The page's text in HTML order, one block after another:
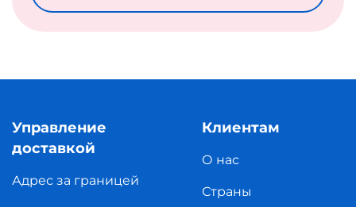
Управление
доставкой
Адрес за границей
Клиентам
О нас
Страны